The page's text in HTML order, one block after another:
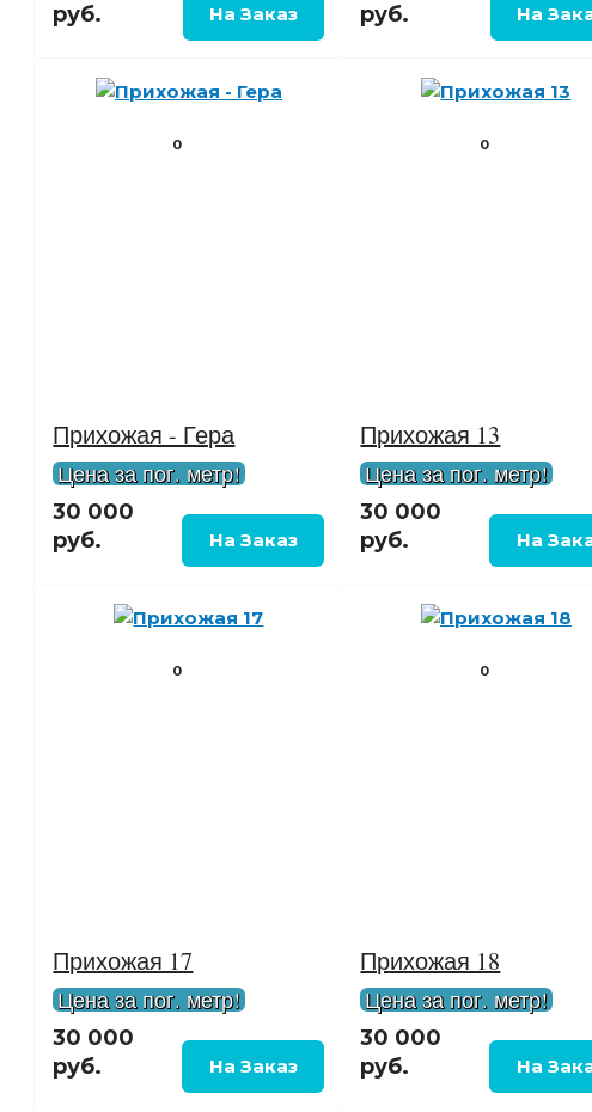
руб.
руб.
0
Прихожая - Гера
Цена за пог. метр!
30 000
руб.
0
Прихожая 13
Цена за пог. метр!
30 000
руб.
0
Прихожая 17
Цена за пог. метр!
30 000
руб.
0
Прихожая 18
Цена за пог. метр!
30 000
руб.